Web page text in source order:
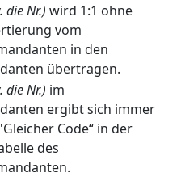
die Nr.) wird 1:1 ohne
vom
in den
übertragen.
die Nr.) im
ergibt sich immer
Code“ in der
des